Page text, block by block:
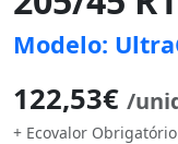
Modelo:
122,53€ /
+ Ecovalor